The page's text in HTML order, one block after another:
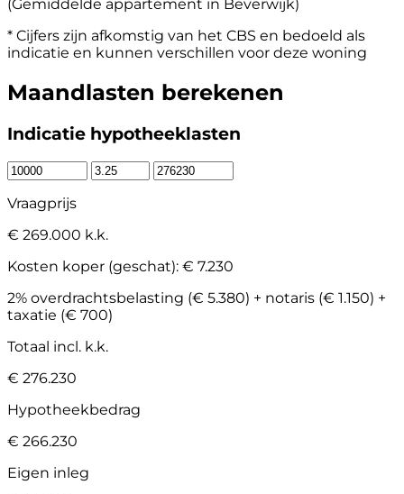
(Gemiddelde appartement in Beverwijk)
* Cijfers zijn afkomstig van het CBS en bedoeld als
indicatie en kunnen verschillen voor deze woning
Maandlasten berekenen
Indicatie hypotheeklasten
Vraagprijs
€ 269.000 k.k.
Kosten koper (geschat): € 7.230
2% overdrachtsbelasting (€ 5.380) + notaris (€ 1.150) +
taxatie (€ 700)
Totaal incl. k.k.
€ 276.230
Hypotheekbedrag
€ 266.230
Eigen inleg